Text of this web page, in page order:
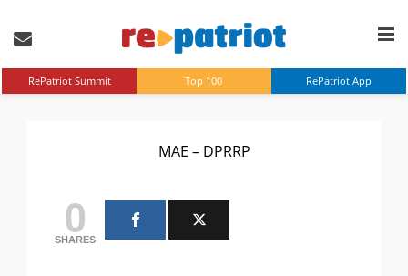
RePatriot Summit Top 100 RePatriot App
MAE – DPRRP
0
SHARES